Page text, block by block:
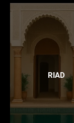
RIAD